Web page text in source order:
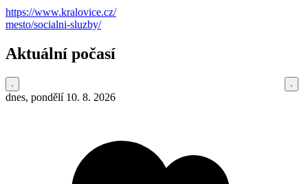
https://www.kralovice.cz/
mesto/socialni-sluzby/
Aktuální počasí
dnes, pondělí 10. 8. 2026